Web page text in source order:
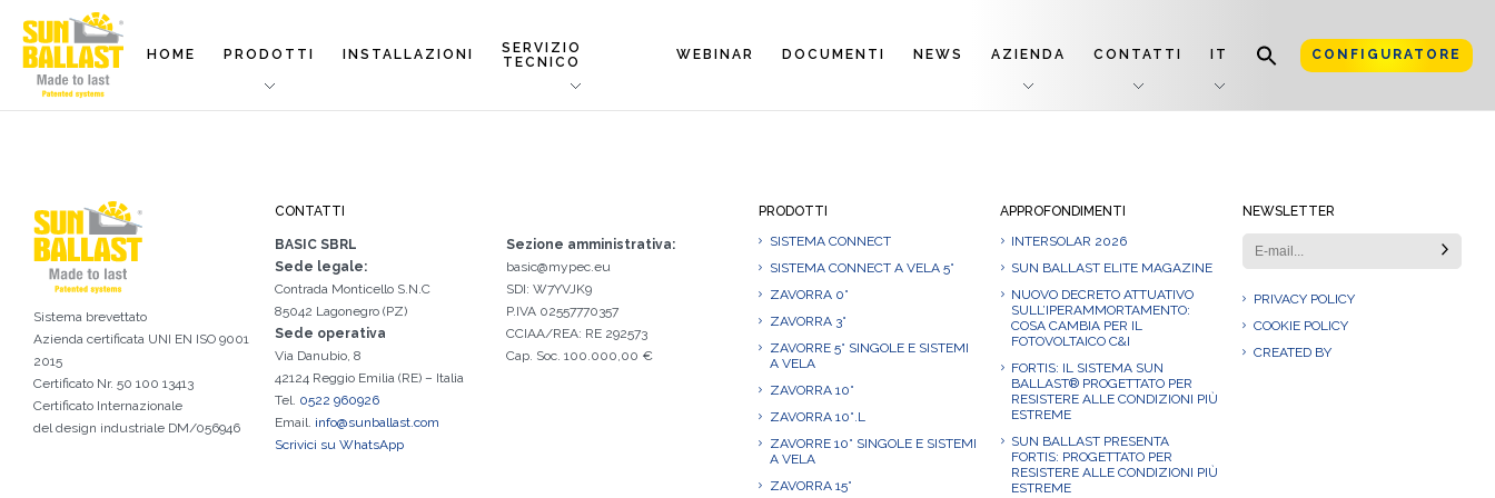
HOME PRODOTTI INSTALLAZIONI
SERVIZIO
TECNICO
WEBINAR DOCUMENTI NEWS AZIENDA CONTATTI IT CONFIGURATORE
Sistema brevettato
Azienda certificata UNI EN ISO 9001
2015
Certificato Nr. 50 100 13413
Certificato Internazionale
del design industriale DM/056946
CONTATTI
BASIC SBRL
Sede legale:
Contrada Monticello S.N.C
85042 Lagonegro (PZ)
Sede operativa
Via Danubio, 8
42124 Reggio Emilia (RE) – Italia
Tel. 0522 960926
Email. info@sunballast.com
Scrivici su WhatsApp
Sezione amministrativa:
basic@mypec.eu
SDI: W7YVJK9
P.IVA 02557770357
CCIAA/REA: RE 292573
Cap. Soc. 100.000,00 €
PRODOTTI
SISTEMA CONNECT
SISTEMA CONNECT A VELA 5°
ZAVORRA 0°
ZAVORRA 3°
ZAVORRE 5° SINGOLE E SISTEMI
A VELA
ZAVORRA 10°
ZAVORRA 10°.L
ZAVORRE 10° SINGOLE E SISTEMI
A VELA
ZAVORRA 15°
APPROFONDIMENTI
INTERSOLAR 2026
SUN BALLAST ELITE MAGAZINE
NUOVO DECRETO ATTUATIVO
SULL’IPERAMMORTAMENTO:
COSA CAMBIA PER IL
FOTOVOLTAICO C&I
FORTIS: IL SISTEMA SUN
BALLAST® PROGETTATO PER
RESISTERE ALLE CONDIZIONI PIÙ
ESTREME
SUN BALLAST PRESENTA
FORTIS: PROGETTATO PER
RESISTERE ALLE CONDIZIONI PIÙ
ESTREME
NEWSLETTER
PRIVACY POLICY
COOKIE POLICY
CREATED BY